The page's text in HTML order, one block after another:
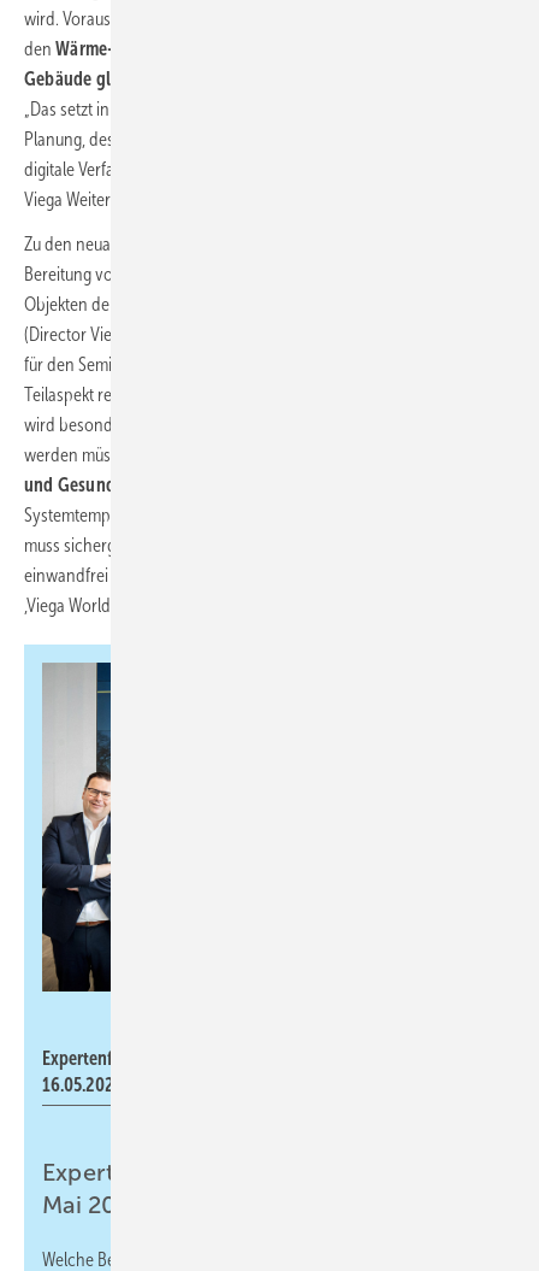
wird. Voraussetzung dafür seien aber gut koordinierte Maßnahmen,
den Wärme- und Strombedarf als solchen zu senken und die
Gebäude gleichzeitig aus regenerativen Energien zu versorgen:
„Das setzt innovative und hochskalierbare Ansätze im Bereich der
Planung, des Baus und des Betriebs von Gebäuden voraus, die durch
digitale Verfahren unterstützt werden können – wie es am interaktiven
Viega Weiterbildungszentrum exemplarisch umgesetzt wurde.“
Zu den neuartigen Ansätzen gehört nicht zuletzt eine energieeffiziente
Bereitung von Trinkwasser warm, um gerade in gut gedämmten
Objekten den Wärmebedarf weiter zu senken, verwies Dieter Hellekes
(Director Viega Sales Service Deutschland und gesamtverantwortlich
für den Seminarbetrieb) auf einen künftig immer wichtiger werdenden
Teilaspekt ressourcenschonender Planung: „Am Beispiel ‚Viega World‘
wird besonders deutlich, wie ganzheitlich Gebäude künftig gedacht
werden müssen. Denn
und Gesundheitsschutz direkt aufeinander,
Systemtemperaturen brauchen, um Energie zu sparen. Gleichzeitig
muss sichergestellt sein, dass das Trinkwasser trotzdem hygienisch
einwandfrei ist. Dafür sind innovative Lösungen gefragt, die in der
,Viega World‘ unter Praxisbedingungen bereits sehr gut funktionieren.“
Expertenforum Energie Digital in der Viega World am
16.05.2023.
Expertenforum Energie.Digital
Mai 2023
Welche Bedeutung die Digitalisierung über alle Prozess- und